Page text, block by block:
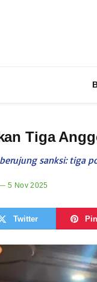
Tiga
sanksi: tiga
5 Nov 2025
Twitter